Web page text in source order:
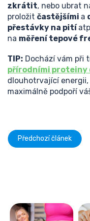
zkrátit, nebo ubrat
proložit častějšími a
přestávky na pití
na měření tepové
TIP: Dochází vám při
přírodními proteiny
dlouhotrvající
maximálně podpoří
Předchozí článek